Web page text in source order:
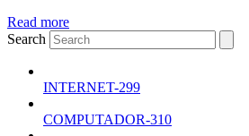
Read more
Search
INTERNET-299
COMPUTADOR-310